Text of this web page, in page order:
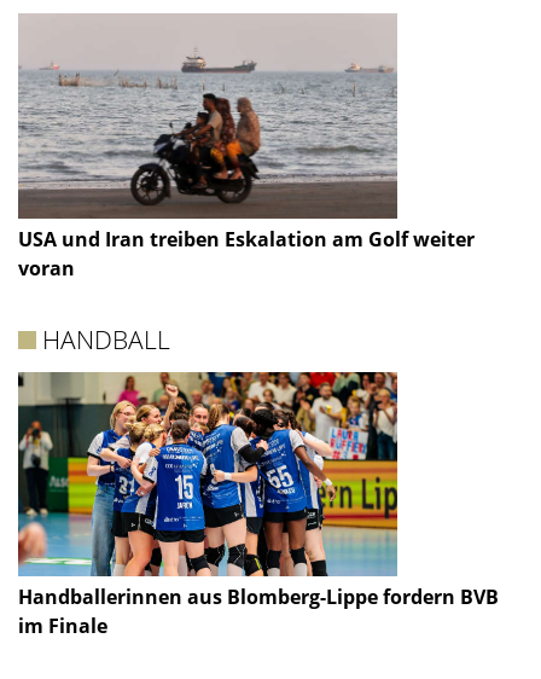
USA und Iran treiben Eskalation am Golf weiter
voran
HANDBALL
Handballerinnen aus Blomberg-Lippe fordern BVB
im Finale